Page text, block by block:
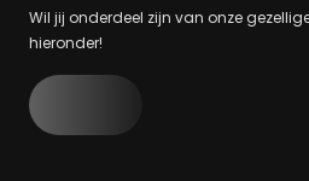
Wil jij onderdeel zijn van onze
hieronder!